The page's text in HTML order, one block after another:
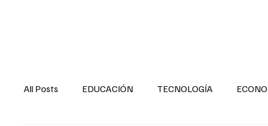
All Posts EDUCACIÓN TECNOLOGÍA